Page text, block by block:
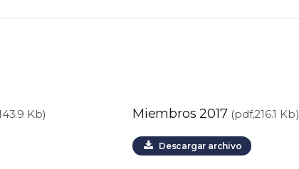
Kb) Miembros 2017 (pdf,216.1 Kb)
Descargar archivo